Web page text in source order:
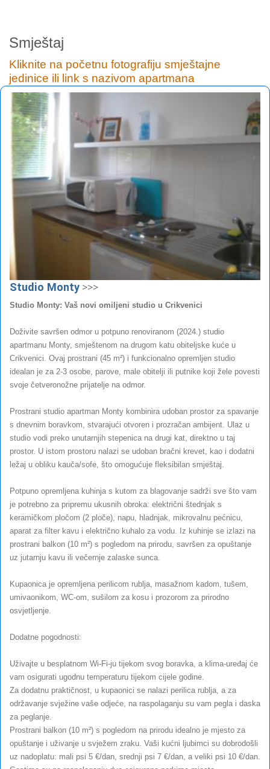
Smještaj
Kliknite na početnu fotografiju smještajne
jedinice ili link s nazivom apartmana
Studio Monty >>>
Studio Monty: Vaš novi omiljeni studio u Crikvenici
Doživite savršen odmor u potpuno renoviranom (2024.) studio
apartmanu Monty, smještenom na drugom katu obiteljske kuće u
Crikvenici. Ovaj prostrani (45 m²) i funkcionalno opremljen studio
idealan je za 2-3 osobe, parove, male obitelji ili putnike koji žele povesti
svoje četveronožne prijatelje na odmor.
Prostrani studio apartman Monty kombinira udoban prostor za spavanje
s dnevnim boravkom, stvarajući otvoren i prozračan ambijent. Ulaz u
studio vodi preko unutarnjih stepenica na drugi kat, direktno u taj
prostor. U istom prostoru nalazi se udoban bračni krevet, kao i dodatni
ležaj u obliku kauča/sofe, što omogućuje fleksibilan smještaj.
Potpuno opremljena kuhinja s kutom za blagovanje sadrži sve što vam
je potrebno za pripremu ukusnih obroka: električni štednjak s
keramičkom pločom (2 ploče), napu, hladnjak, mikrovalnu pećnicu,
aparat za filter kavu i električno kuhalo za vodu. Iz kuhinje se izlazi na
prostrani balkon (10 m²) s pogledom na prirodu, savršen za opuštanje
uz jutarnju kavu ili večernje zalaske sunca.
Kupaonica je opremljena perilicom rublja, masažnom kadom, tušem,
umivaonikom, WC-om, sušilom za kosu i prozorom za prirodno
osvjetljenje.
Dodatne pogodnosti:
Uživajte u besplatnom Wi-Fi-ju tijekom svog boravka, a klima-uređaj će
vam osigurati ugodnu temperaturu tijekom cijele godine.
Za dodatnu praktičnost, u kupaonici se nalazi perilica rublja, a za
održavanje svježine vaše odjeće, na raspolaganju su vam pegla i daska
za peglanje.
Prostrani balkon (10 m²) s pogledom na prirodu idealno je mjesto za
opuštanje i uživanje u svježem zraku. Vaši kućni ljubimci su dobrodošli
uz nadoplatu: mali psi 5 €/dan, srednji psi 7 €/dan, a veliki psi 10 €/dan.